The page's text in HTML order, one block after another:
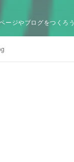
ージやブログをつくろう